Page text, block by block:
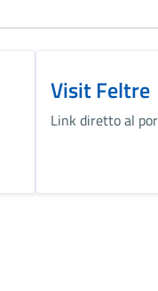
Visit Feltre
Link diretto al